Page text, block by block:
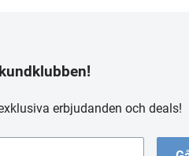
erbjudanden och deals!